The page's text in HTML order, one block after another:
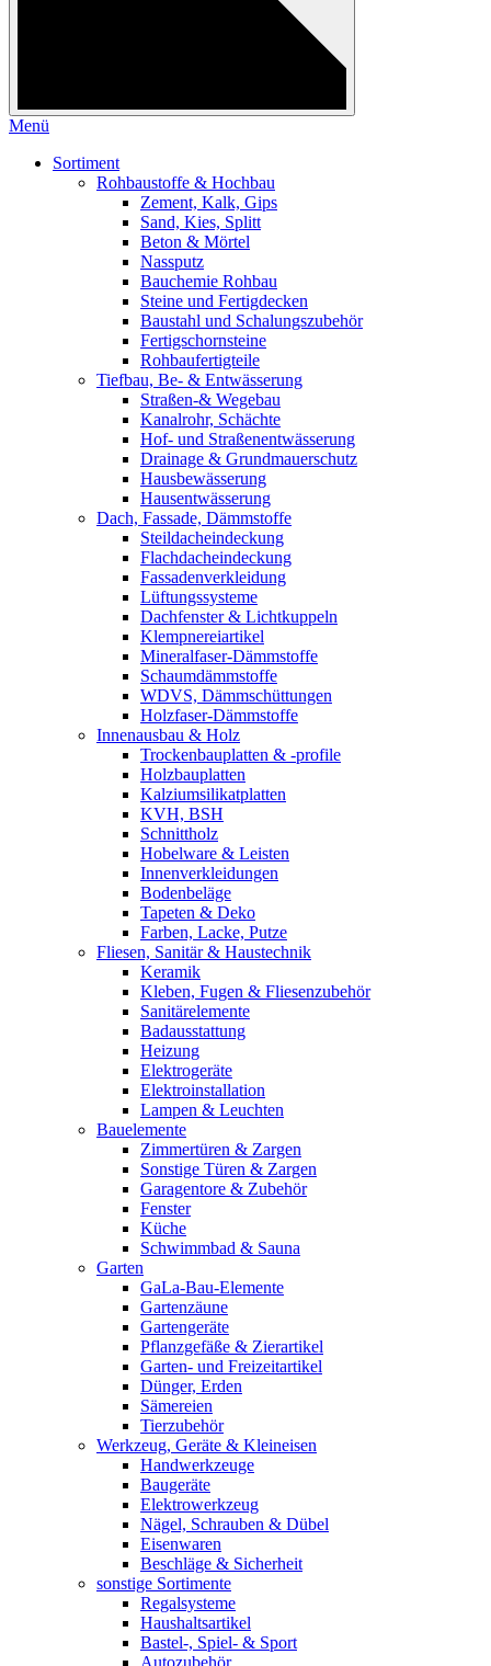
Menü
Sortiment
Rohbaustoffe & Hochbau
Zement, Kalk, Gips
Sand, Kies, Splitt
Beton & Mörtel
Nassputz
Bauchemie Rohbau
Steine und Fertigdecken
Baustahl und Schalungszubehör
Fertigschornsteine
Rohbaufertigteile
Tiefbau, Be- & Entwässerung
Straßen-& Wegebau
Kanalrohr, Schächte
Hof- und Straßenentwässerung
Drainage & Grundmauerschutz
Hausbewässerung
Hausentwässerung
Dach, Fassade, Dämmstoffe
Steildacheindeckung
Flachdacheindeckung
Fassadenverkleidung
Lüftungssysteme
Dachfenster & Lichtkuppeln
Klempnereiartikel
Mineralfaser-Dämmstoffe
Schaumdämmstoffe
WDVS, Dämmschüttungen
Holzfaser-Dämmstoffe
Innenausbau & Holz
Trockenbauplatten & -profile
Holzbauplatten
Kalziumsilikatplatten
KVH, BSH
Schnittholz
Hobelware & Leisten
Innenverkleidungen
Bodenbeläge
Tapeten & Deko
Farben, Lacke, Putze
Fliesen, Sanitär & Haustechnik
Keramik
Kleben, Fugen & Fliesenzubehör
Sanitärelemente
Badausstattung
Heizung
Elektrogeräte
Elektroinstallation
Lampen & Leuchten
Bauelemente
Zimmertüren & Zargen
Sonstige Türen & Zargen
Garagentore & Zubehör
Fenster
Küche
Schwimmbad & Sauna
Garten
GaLa-Bau-Elemente
Gartenzäune
Gartengeräte
Pflanzgefäße & Zierartikel
Garten- und Freizeitartikel
Dünger, Erden
Sämereien
Tierzubehör
Werkzeug, Geräte & Kleineisen
Handwerkzeuge
Baugeräte
Elektrowerkzeug
Nägel, Schrauben & Dübel
Eisenwaren
Beschläge & Sicherheit
sonstige Sortimente
Regalsysteme
Haushaltsartikel
Bastel-, Spiel- & Sport
Autozubehör